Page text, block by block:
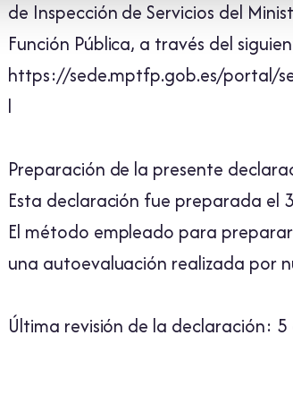
de Inspección de Servicios del
Función Pública, a través del
https://sede.mptfp.gob.es/portal/
l
Preparación de la presente
Esta declaración fue preparada el
El método empleado para
una autoevaluación realizada por
Última revisión de la declaración: